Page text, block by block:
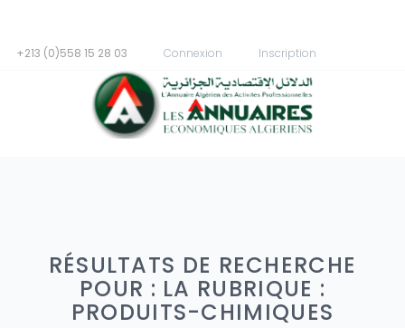
+213 (0)558 15 28 03 Connexion Inscription
RÉSULTATS DE RECHERCHE
POUR : LA RUBRIQUE :
PRODUITS-CHIMIQUES